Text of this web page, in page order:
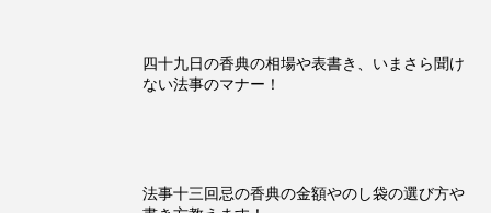
四十九日の香典の相場や表書き、いまさら聞け
ない法事のマナー！
法事十三回忌の香典の金額やのし袋の選び方や